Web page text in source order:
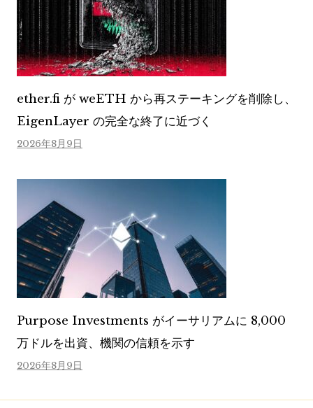
ether.fi が weETH から再ステーキングを削除し、
EigenLayer の完全な終了に近づく
2026年8月9日
Purpose Investments がイーサリアムに 8,000
万ドルを出資、機関の信頼を示す
2026年8月9日